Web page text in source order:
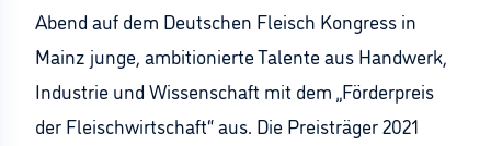
Abend auf dem Deutschen Fleisch Kongress in
Mainz junge, ambitionierte Talente aus Handwerk,
Industrie und Wissenschaft mit dem „Förderpreis
der Fleischwirtschaft“ aus. Die Preisträger 2021